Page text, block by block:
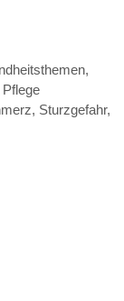
,
Pflege
, Sturzgefahr,